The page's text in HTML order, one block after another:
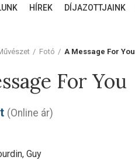
HÍREK DÍJAZOTTJAINK
Fotó A Message For You
For You
(Online ár)
Guy